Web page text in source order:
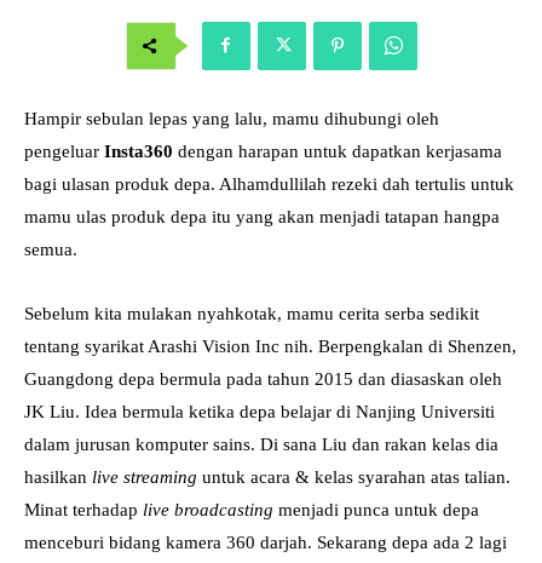
Hampir sebulan lepas yang lalu, mamu dihubungi oleh
pengeluar Insta360 dengan harapan untuk dapatkan kerjasama
bagi ulasan produk depa. Alhamdullilah rezeki dah tertulis untuk
mamu ulas produk depa itu yang akan menjadi tatapan hangpa
semua.
Sebelum kita mulakan nyahkotak, mamu cerita serba sedikit
tentang syarikat Arashi Vision Inc nih. Berpengkalan di Shenzen,
Guangdong depa bermula pada tahun 2015 dan diasaskan oleh
JK Liu. Idea bermula ketika depa belajar di Nanjing Universiti
dalam jurusan komputer sains. Di sana Liu dan rakan kelas dia
hasilkan live streaming untuk acara & kelas syarahan atas talian.
Minat terhadap live broadcasting menjadi punca untuk depa
menceburi bidang kamera 360 darjah. Sekarang depa ada 2 lagi